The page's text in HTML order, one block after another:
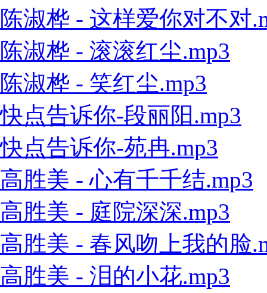
陈淑桦 - 这样爱你对不对
陈淑桦 - 滚滚红尘.mp3
陈淑桦 - 笑红尘.mp3
快点告诉你-段丽阳.mp3
快点告诉你-苑冉.mp3
高胜美 - 心有千千结.mp3
高胜美 - 庭院深深.mp3
高胜美 - 春风吻上我的脸
高胜美 - 泪的小花.mp3